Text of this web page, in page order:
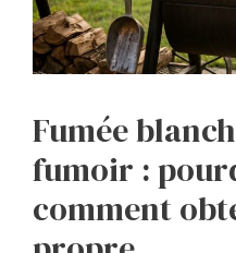
Fumée
fumoir :
comment